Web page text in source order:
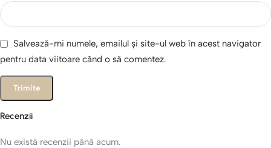
Recenzii
Nu există recenzii până acum.
Salvează-mi numele, emailul și site-ul web în acest navigator
pentru data viitoare când o să comentez.